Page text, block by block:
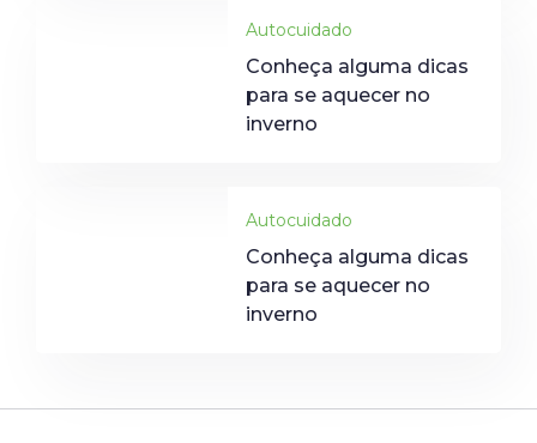
Autocuidado
Conheça alguma dicas
para se aquecer no
inverno
Autocuidado
Conheça alguma dicas
para se aquecer no
inverno